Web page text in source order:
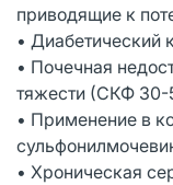
приводящие к
• Диабетический
• Почечная
тяжести (СКФ
• Применение в
• Хроническая